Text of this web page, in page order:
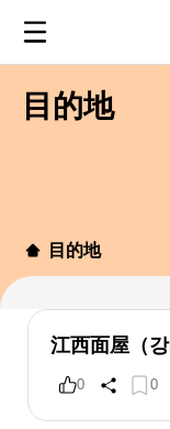
目的地
目的地
江西面屋（강
0 0